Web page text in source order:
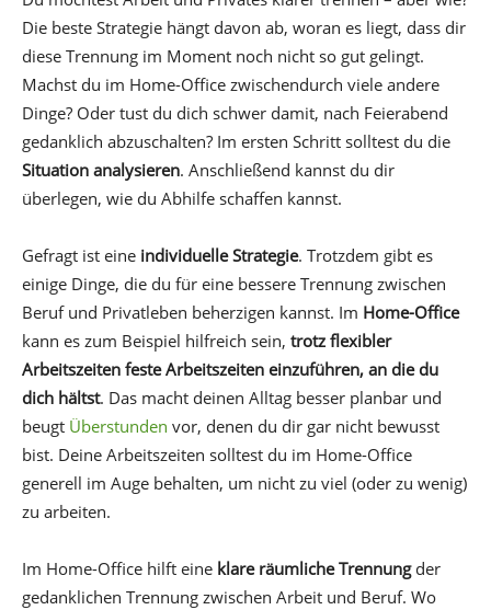
Die beste Strategie hängt davon ab, woran es liegt, dass dir
diese Trennung im Moment noch nicht so gut gelingt.
Machst du im Home-Office zwischendurch viele andere
Dinge? Oder tust du dich schwer damit, nach Feierabend
gedanklich abzuschalten? Im ersten Schritt solltest du die
Situation analysieren. Anschließend kannst du dir
überlegen, wie du Abhilfe schaffen kannst.
Gefragt ist eine individuelle Strategie. Trotzdem gibt es
einige Dinge, die du für eine bessere Trennung zwischen
Beruf und Privatleben beherzigen kannst. Im Home-Office
kann es zum Beispiel hilfreich sein, trotz flexibler
Arbeitszeiten feste Arbeitszeiten einzuführen, an die du
dich hältst. Das macht deinen Alltag besser planbar und
beugt Überstunden vor, denen du dir gar nicht bewusst
bist. Deine Arbeitszeiten solltest du im Home-Office
generell im Auge behalten, um nicht zu viel (oder zu wenig)
zu arbeiten.
Im Home-Office hilft eine klare räumliche Trennungder
gedanklichen Trennung zwischen Arbeit und Beruf. Wo